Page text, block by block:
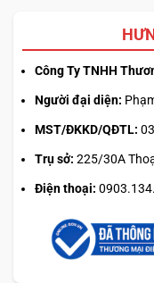
kết nối ổn định
Đây là mức trang bị
làm việc phân tán,
TÍNH NĂNG
Dell Pro Max 16
nhiều lớp phù hợp
thẻ thông minh
sinh trắc học
Công Ty TNHH
Người đại diện:
MST/ĐKKD/QĐTL:
Trụ sở: 225/30A
Điện thoại: